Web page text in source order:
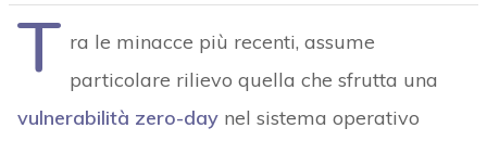
T ra le minacce più recenti, assume
particolare rilievo quella che sfrutta una
vulnerabilità zero-daynel sistema operativo